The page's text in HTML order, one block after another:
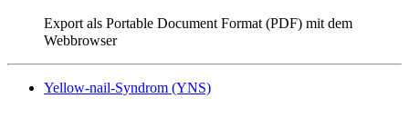
Export als Portable Document Format (PDF) mit dem
Webbrowser
Yellow-nail-Syndrom (YNS)